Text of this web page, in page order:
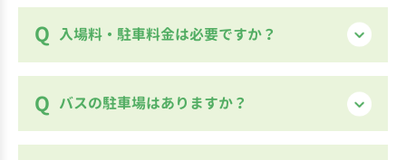
入場料・駐車料金は必要ですか？
入場料は無料です。
駐車料金は土日月祝日のみ500円又は1000
バスの駐車場はありますか？